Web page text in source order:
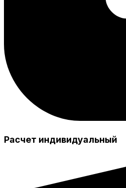
Расчет индивидуальный